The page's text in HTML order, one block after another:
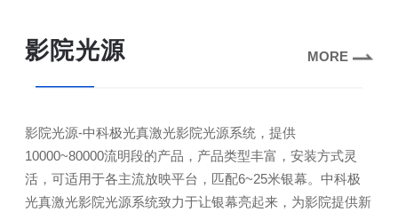
影院光源 MORE
影院光源-中科极光真激光影院光源系统，提供
10000~80000流明段的产品，产品类型丰富，安装方式灵
活，可适用于各主流放映平台，匹配6~25米银幕。中科极
光真激光影院光源系统致力于让银幕亮起来，为影院提供新